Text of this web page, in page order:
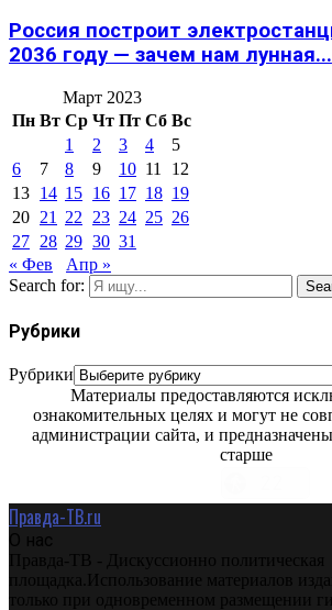
Россия построит
2036 году — зачем нам лунная...
Март 2023
Пн Вт Ср Чт Пт Сб Вс
1
2 3 4
5
6
7 8 9 10 11
12
13 14 15 16 17 18 19
20 21 22 23 24 25 26
27 28 29 30 31
« Фев
Апр »
Search for:
Рубрики
Рубрики
Материалы предоставляются
ознакомительных целях и могут не
администрации сайта, и
старше
Правда-ТВ.ru
О нас
Правда-ТВ - Дискуссионно политическая
площадка.Использование материалов
только при одновременном размещении